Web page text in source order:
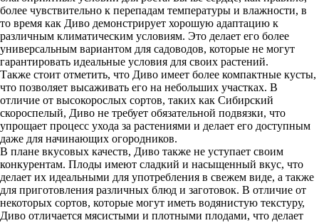
более чувствительно к перепадам температуры и влажности, в
то время как Диво демонстрирует хорошую адаптацию к
различным климатическим условиям. Это делает его более
универсальным вариантом для садоводов, которые не могут
гарантировать идеальные условия для своих растений.
Также стоит отметить, что Диво имеет более компактные кусты,
что позволяет высаживать его на небольших участках. В
отличие от высокорослых сортов, таких как Сибирский
скороспелый, Диво не требует обязательной подвязки, что
упрощает процесс ухода за растениями и делает его доступным
даже для начинающих огородников.
В плане вкусовых качеств, Диво также не уступает своим
конкурентам. Плоды имеют сладкий и насыщенный вкус, что
делает их идеальными для употребления в свежем виде, а также
для приготовления различных блюд и заготовок. В отличие от
некоторых сортов, которые могут иметь водянистую текстуру,
Диво отличается мясистыми и плотными плодами, что делает